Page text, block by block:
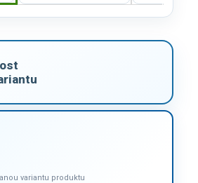
variantu produktu